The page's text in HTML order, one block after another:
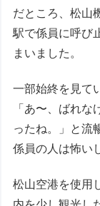
だところ、松山
駅で係員に呼び
まいました。
一部始終を見て
「あ〜、ばれ
ったね。」と流
係員の人は怖い
松山空港を使用